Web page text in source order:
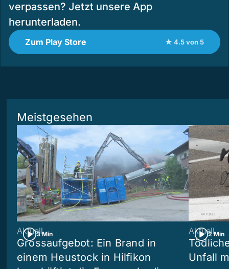
verpassen? Jetzt unsere App
herunterladen.
Zum Play Store ★ 4.5 von 5
Meistgesehen
3 Min
Aktuell
Grossaufgebot: Ein Brand in
einem Heustock in Hilfikon
2 Min
Aktuell
Unfall